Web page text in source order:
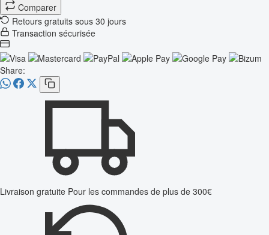
Comparer
Retours gratuits sous 30 jours
Transaction sécurisée
Share:
Livraison gratuite Pour les commandes de plus de 300€